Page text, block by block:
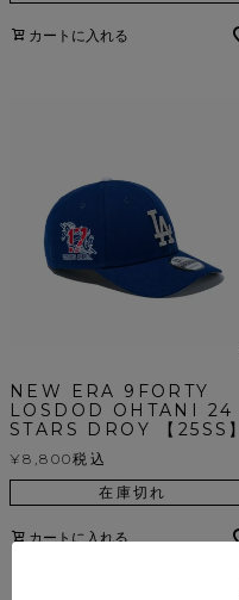
カートに入れる
NEW ERA 9FORTY
LOSDOD OHTANI 24
STARS DROY 【25SS】
¥8,800税込
在庫切れ
カートに入れる